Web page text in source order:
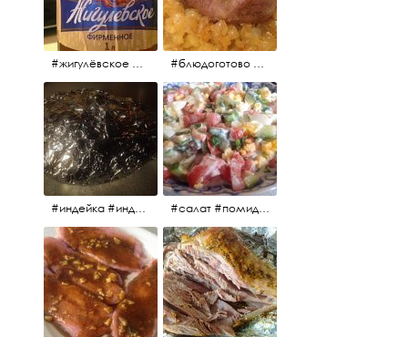
#жигулёвское #пиво #свежеепиво #beer #напиток #блюдоготово #можнокушать #простолук #лук #индейкавфольге #мясоиндейки
#индейка #индейкавфольге #еда #мясоиндейки 🚀 #салат #помидоры #яйцо #огурцы #зелень #кинза #петрушка #укроп #сметана #соль #витамины